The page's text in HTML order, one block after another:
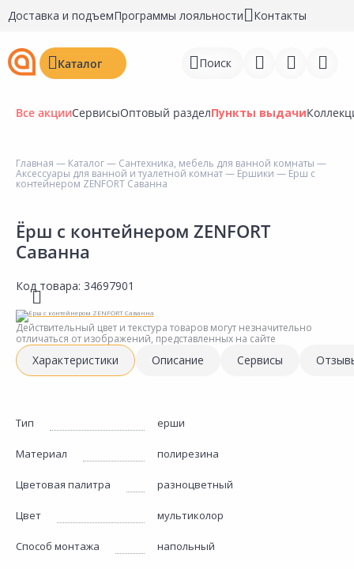
Доставка и подъемПрограммы лояльности Контакты
Каталог Поиск
Войти
Избранное
Недавно просмотренные
товары
Все акцииСервисыОптовый разделПункты выдачи
Главная — Каталог— Сантехника, мебель для ванной комнаты —
Аксессуары для ванной и туалетной комнат— Ёршики — Ёрш с
контейнером ZENFORT Саванна
Ёрш с контейнером ZENFORT
Саванна
Код товара: 34697901
Действительный цвет и текстура товаров могут незначительно
отличаться от изображений, представленных на сайте
Характеристики Описание Сервисы
Тип ерши
Материал полирезина
Цветовая палитра разноцветный
Цвет мультиколор
Способ монтажа напольный